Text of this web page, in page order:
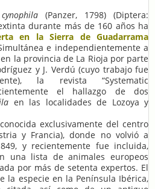
(Panzer, 1798) (Diptera:
durante más de 160 años ha
en la Sierra de Guadarrama
e independientemente a
la provincia de La Rioja por parte
y J. Verdú (cuyo trabajo fue
la revista “Systematic
el hallazgo de dos
en las localidades de Lozoya y
exclusivamente del centro
y Francia), donde no volvió a
y recientemente fue incluida,
una lista de animales europeos
por más de setenta expertos. El
la especie en la Península Ibérica,